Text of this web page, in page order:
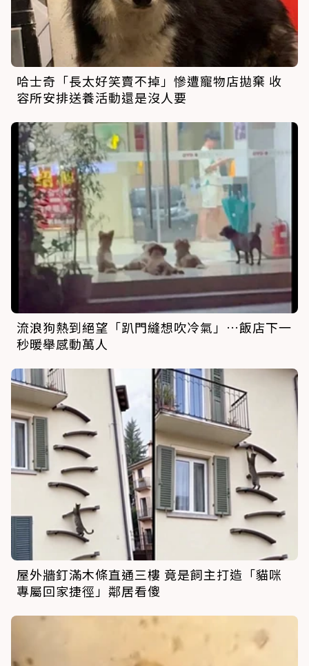
哈士奇「長太好笑賣不掉」慘遭寵物店拋棄 收
容所安排送養活動還是沒人要
流浪狗熱到絕望「趴門縫想吹冷氣」…飯店下一
秒暖舉感動萬人
屋外牆釘滿木條直通三樓 竟是飼主打造「貓咪
專屬回家捷徑」鄰居看傻